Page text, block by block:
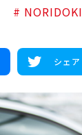
# NORIDOKI
シェア